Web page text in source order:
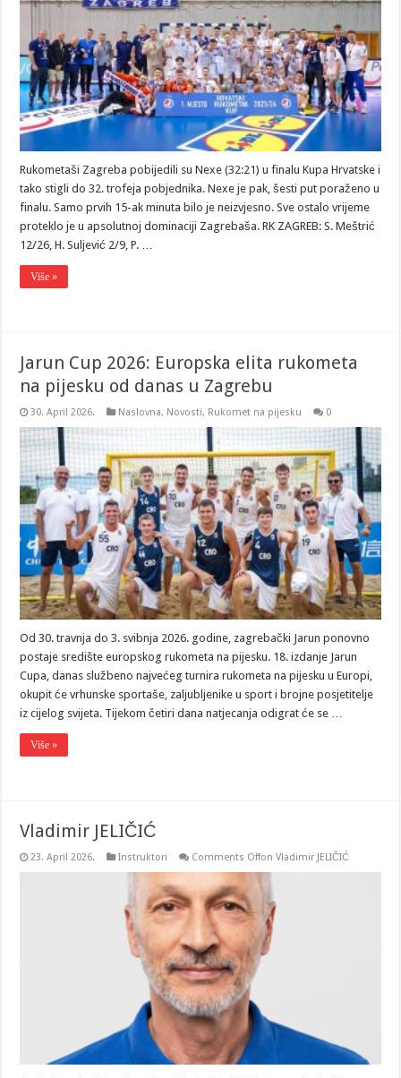
Rukometaši Zagreba pobijedili su Nexe (32:21) u finalu Kupa Hrvatske i
tako stigli do 32. trofeja pobjednika. Nexe je pak, šesti put poraženo u
finalu. Samo prvih 15-ak minuta bilo je neizvjesno. Sve ostalo vrijeme
proteklo je u apsolutnoj dominaciji Zagrebaša. RK ZAGREB: S. Meštrić
12/26, H. Suljević 2/9, P. …
Više »
Jarun Cup 2026: Europska elita rukometa
na pijesku od danas u Zagrebu
30. April 2026. Naslovna, Novosti, Rukomet na pijesku 0
Od 30. travnja do 3. svibnja 2026. godine, zagrebački Jarun ponovno
postaje središte europskog rukometa na pijesku. 18. izdanje Jarun
Cupa, danas službeno najvećeg turnira rukometa na pijesku u Europi,
okupit će vrhunske sportaše, zaljubljenike u sport i brojne posjetitelje
iz cijelog svijeta. Tijekom četiri dana natjecanja odigrat će se …
Više »
Vladimir JELIČIĆ
23. April 2026. Instruktori Comments Offon Vladimir JELIČIĆ